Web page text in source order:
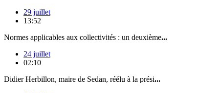
29 juillet
13:52
Normes applicables aux collectivités : un deuxième...
24 juillet
02:10
Didier Herbillon, maire de Sedan, réélu à la prési...